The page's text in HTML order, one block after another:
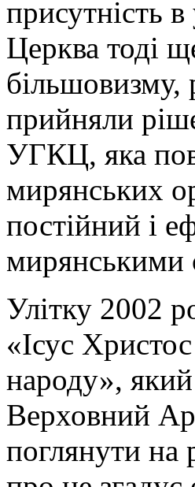
присутність
Церква тоді
більшовизму,
прийняли
УГКЦ, яка
мирянських
постійний і
мирянськими
Улітку 2002
«Ісус
народу»,
Верховний
поглянути на